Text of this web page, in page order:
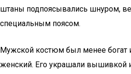
штаны подпоясывались шнуром,
специальным поясом.
Мужской костюм был менее богат
женский. Его украшали вышивкой